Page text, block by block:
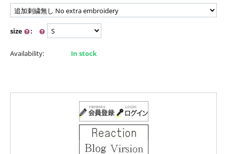
size :
Availability: In stock